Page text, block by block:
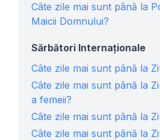
Câte zile mai sunt până la
Maicii Domnului?
Sărbători Internaționale
Câte zile mai sunt până la
Câte zile mai sunt până la
a femeii?
Câte zile mai sunt până la
Câte zile mai sunt până la